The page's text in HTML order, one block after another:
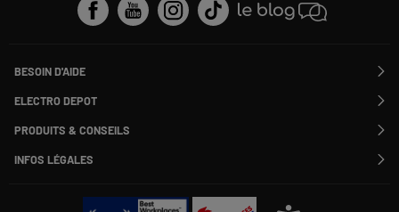
BESOIN D'AIDE
Suivre ma commande
Modifier ou annuler ma commande
SAV
Payer en plusieurs fois
Information phishing
ELECTRO DEPOT
Rejoignez-nous !
PRODUITS & CONSEILS
Nos marques
Les avis du site
Le moins cher
INFOS LÉGALES